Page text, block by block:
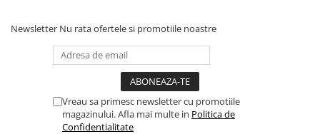
Newsletter Nu rata ofertele si promotiile noastre
Vreau sa primesc newsletter cu promotiile
magazinului. Afla mai multe in Politica de
Confidentialitate